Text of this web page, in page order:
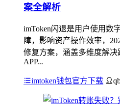
案全解析
imToken闪退是用户使用数
障，影响资产操作效率，
修复方案，涵盖多维度解
APP...
imtoken钱包官方下载